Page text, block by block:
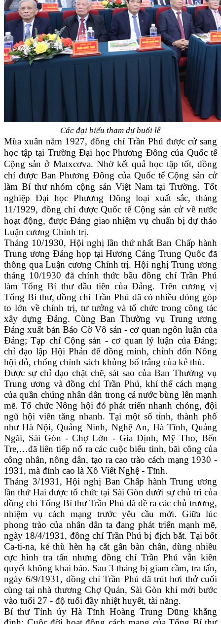
Các đại biểu tham dự buổi lễ
Mùa xuân năm 1927, đồng chí Trần Phú được cử sang
học tập tại Trường Đại học Phương Đông của Quốc tế
Cộng sản ở Matxcơva. Nhờ kết quả học tập tốt, đồng
chí được Ban Phương Đông của Quốc tế Cộng sản cử
làm Bí thư nhóm cộng sản Việt Nam tại Trường. Tốt
nghiệp Đại học Phương Đông loại xuất sắc, tháng
11/1929, đồng chí được Quốc tế Cộng sản cử về nước
hoạt động, được Đảng giao nhiệm vụ chuẩn bị dự thảo
Luận cương Chính trị.
Tháng 10/1930, Hội nghị lần thứ nhất Ban Chấp hành
Trung ương Đảng họp tại Hương Cảng Trung Quốc đã
thông qua Luận cương Chính trị. Hội nghị Trung ương
tháng 10/1930 đã chính thức bầu đồng chí Trần Phú
làm Tổng Bí thư đầu tiên của Đảng. Trên cương vị
Tổng Bí thư, đồng chí Trần Phú đã có nhiều đóng góp
to lớn về chính trị, tư tưởng và tổ chức trong công tác
xây dựng Đảng. Cùng Ban Thường vụ Trung ương
Đảng xuất bản Báo Cờ Vô sản - cơ quan ngôn luận của
Đảng; Tạp chí Cộng sản - cơ quan lý luận của Đảng;
chỉ đạo lập Hội Phản đế đồng minh, chỉnh đốn Nông
hội đỏ, chống chính sách khủng bố trắng của kẻ thù.
Được sự chỉ đạo chặt chẽ, sát sao của Ban Thường vụ
Trung ương và đồng chí Trần Phú, khí thế cách mạng
của quần chúng nhân dân trong cả nước bùng lên mạnh
mẽ. Tổ chức Nông hội đỏ phát triển nhanh chóng, đội
ngũ hội viên tăng nhanh. Tại một số tỉnh, thành phố
như Hà Nội, Quảng Ninh, Nghệ An, Hà Tĩnh, Quảng
Ngãi, Sài Gòn - Chợ Lớn - Gia Định, Mỹ Tho, Bến
Tre,…đã liên tiếp nổ ra các cuộc biểu tình, bãi công của
công nhân, nông dân, tạo ra cao trào cách mạng 1930 -
1931, mà đỉnh cao là Xô Viết Nghệ - Tĩnh.
Tháng 3/1931, Hội nghị Ban Chấp hành Trung ương
lần thứ Hai được tổ chức tại Sài Gòn dưới sự chủ trì của
đồng chí Tổng Bí thư Trần Phú đã đề ra các chủ trương,
nhiệm vụ cách mạng trước yêu cầu mới. Giữa lúc
phong trào của nhân dân ta đang phát triển mạnh mẽ,
ngày 18/4/1931, đồng chí Trần Phú bị địch bắt. Tại bốt
Ca-ti-na, kẻ thù hèn hạ cắt gân bàn chân, dùng nhiều
cực hình tra tấn nhưng đồng chí Trần Phú vẫn kiên
quyết không khai báo. Sau 3 tháng bị giam cầm, tra tấn,
ngày 6/9/1931, đồng chí Trần Phú đã trút hơi thở cuối
cùng tại nhà thương Chợ Quán, Sài Gòn khi mới bước
vào tuổi 27 - độ tuổi đầy nhiệt huyết, tài năng.
Bí thư Tỉnh ủy Hà Tĩnh Hoàng Trung Dũng khẳng